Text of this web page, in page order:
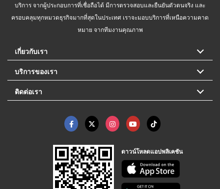
บริการ จากผู้ประกอบการที่เชื่อถือได้ มีการตรวจสอบและยืนยันตัวตนจริง และ
ครอบคลุมทุกหมวดธุรกิจมากที่สุดในประเทศ เราจะมอบบริการที่เหนือความคาด
หมาย จากทีมงานคุณภาพ
เกี่ยวกับเรา
บริการของเรา
ติดต่อเรา
ดาวน์โหลดแอปพลิเคชัน